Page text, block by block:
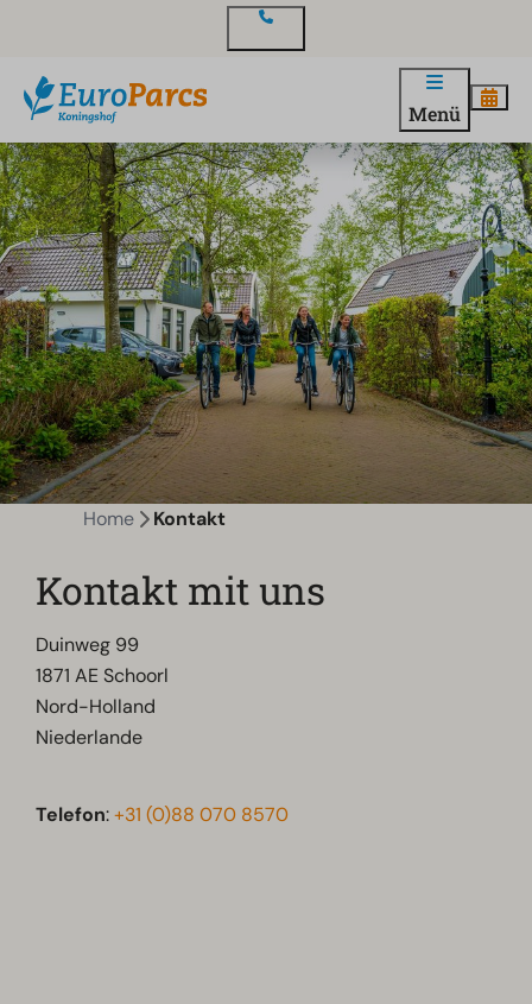
Menü
Home Kontakt
Kontakt mit uns
Duinweg 99
1871 AE Schoorl
Nord-Holland
Niederlande
Telefon:+31 (0)88 070 8570